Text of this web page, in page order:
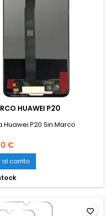
HUAWEI P20
P20 Sin Marco
€
al carrito
favorite_border